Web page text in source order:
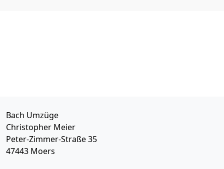
Bach Umzüge
Christopher Meier
Peter-Zimmer-Straße 35
47443 Moers